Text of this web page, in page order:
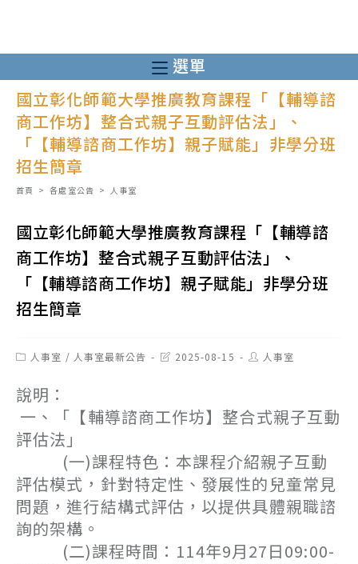
至
主
選單
國立彰化師範大學推廣教育課程「【輔導諮
商工作坊】整合式親子互動評估法」、
「【輔導諮商工作坊】親子賦能」非學分班
招生簡章
首頁 > 各處室公告 > 人事室
國立彰化師範大學推廣教育課程「【輔導諮
商工作坊】整合式親子互動評估法」、
「【輔導諮商工作坊】親子賦能」非學分班
招生簡章
Post人事室 / 人事室最新公告
Post2025-08-15
Post人事室
說明：
一、「【輔導諮商工作坊】整合式親子互動
評估法」
(一)課程特色：本課程介紹親子互動
評估模式，針對特定性、發展性的兒童常見
問題，進行結構式評估，以提供具體親職諮
詢的架構。
(二)課程時間：114年9月27日09:00-